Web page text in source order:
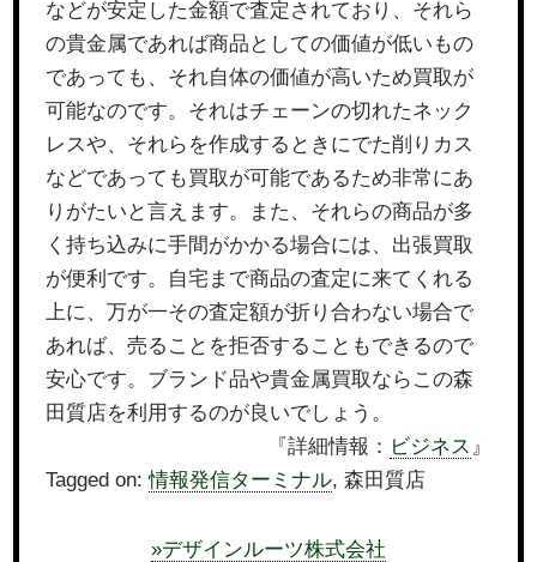
などが安定した金額で査定されており、それら
の貴金属であれば商品としての価値が低いもの
であっても、それ自体の価値が高いため買取が
可能なのです。それはチェーンの切れたネック
レスや、それらを作成するときにでた削りカス
などであっても買取が可能であるため非常にあ
りがたいと言えます。また、それらの商品が多
く持ち込みに手間がかかる場合には、出張買取
が便利です。自宅まで商品の査定に来てくれる
上に、万が一その査定額が折り合わない場合で
あれば、売ることを拒否することもできるので
安心です。ブランド品や貴金属買取ならこの森
田質店を利用するのが良いでしょう。
『詳細情報： ビジネス 』
Tagged on:情報発信ターミナル, 森田質店
»デザインルーツ株式会社